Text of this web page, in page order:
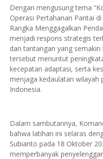
Dengan mengusung tema
Operasi Pertahanan Pantai
Rangka Menggagalkan
menjadi respons strategis
dan tantangan yang
tersebut menuntut
kecepatan adaptasi, serta
menjaga kedaulatan wilayah
Indonesia.
Dalam sambutannya,
bahwa latihan ini selaras
Subianto pada 18 Oktober
memperbanyak